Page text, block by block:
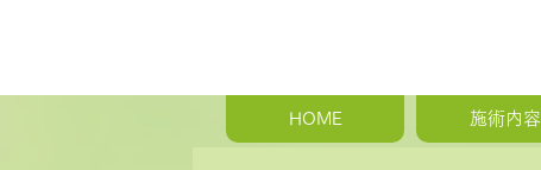
HOME 施術内容